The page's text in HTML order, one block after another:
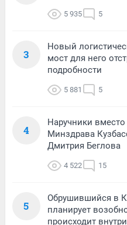
5 935 5
3
Новый
мост для него
подробности
5 881 5
4
Наручники вместо
Минздрава
Дмитрия Беглова
4 522 15
5
Обрушившийся в
планирует
происходит внутри